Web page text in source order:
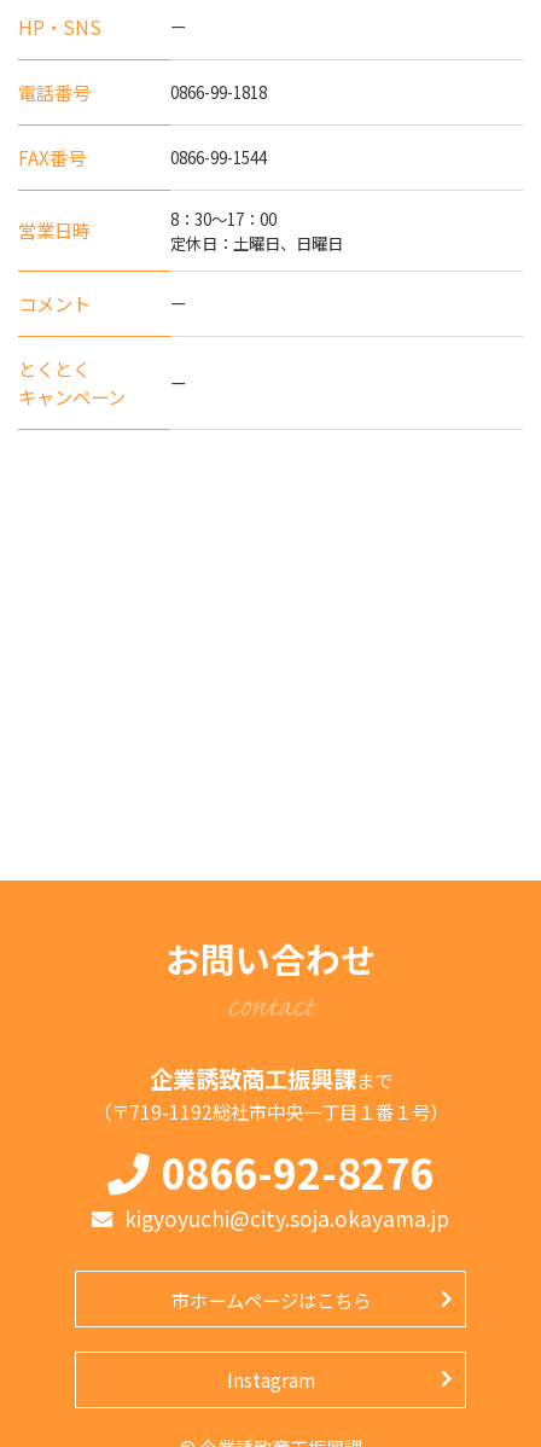
HP・SNS ー
電話番号 0866-99-1818
FAX番号 0866-99-1544
営業日時
8：30～17：00
定休日：土曜日、日曜日
コメント ー
とくとく
キャンペーン
ー
お問い合わせ
contact
企業誘致商工振興課まで
（〒719-1192総社市中央一丁目１番１号）
0866-92-8276
kigyoyuchi@city.soja.okayama.jp
市ホームページはこちら
Instagram